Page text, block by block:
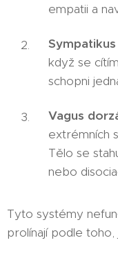
empatii a
Sympatikus
když se
schopni
Vagus
extrémních
Tělo se
nebo
Tyto systémy
prolínají podle toho,